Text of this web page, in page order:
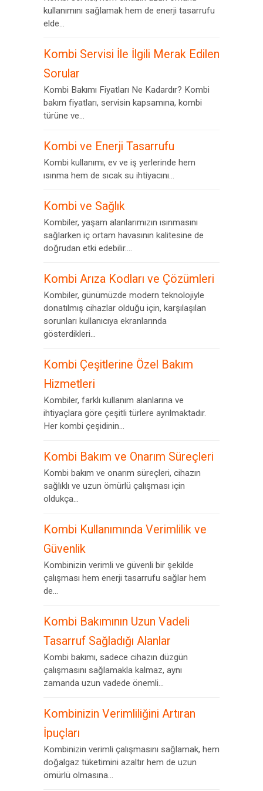
kullanımını sağlamak hem de enerji tasarrufu
elde...
Kombi Servisi İle İlgili Merak Edilen
Sorular
Kombi Bakımı Fiyatları Ne Kadardır? Kombi
bakım fiyatları, servisin kapsamına, kombi
türüne ve...
Kombi ve Enerji Tasarrufu
Kombi kullanımı, ev ve iş yerlerinde hem
ısınma hem de sıcak su ihtiyacını...
Kombi ve Sağlık
Kombiler, yaşam alanlarımızın ısınmasını
sağlarken iç ortam havasının kalitesine de
doğrudan etki edebilir....
Kombi Arıza Kodları ve Çözümleri
Kombiler, günümüzde modern teknolojiyle
donatılmış cihazlar olduğu için, karşılaşılan
sorunları kullanıcıya ekranlarında
gösterdikleri...
Kombi Çeşitlerine Özel Bakım
Hizmetleri
Kombiler, farklı kullanım alanlarına ve
ihtiyaçlara göre çeşitli türlere ayrılmaktadır.
Her kombi çeşidinin...
Kombi Bakım ve Onarım Süreçleri
Kombi bakım ve onarım süreçleri, cihazın
sağlıklı ve uzun ömürlü çalışması için
oldukça...
Kombi Kullanımında Verimlilik ve
Güvenlik
Kombinizin verimli ve güvenli bir şekilde
çalışması hem enerji tasarrufu sağlar hem
de...
Kombi Bakımının Uzun Vadeli
Tasarruf Sağladığı Alanlar
Kombi bakımı, sadece cihazın düzgün
çalışmasını sağlamakla kalmaz, aynı
zamanda uzun vadede önemli...
Kombinizin Verimliliğini Artıran
İpuçları
Kombinizin verimli çalışmasını sağlamak, hem
doğalgaz tüketimini azaltır hem de uzun
ömürlü olmasına...